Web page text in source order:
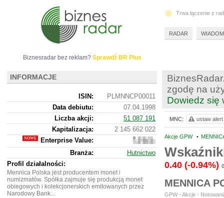
zgodę na
Dowiedz się
Akcje GPW •
0.40 (-0.94%)
MENNICA
GPW - Akcje -
MNC: ustaw alert
Biznesradar bez reklam? Sprawdź BR Plus
INFORMACJE
ISIN:
PLMNNCP00011
Data debiutu:
07.04.1998
Liczba akcji:
51 087 191
Kapitalizacja:
2 145 662 022
Enterprise Value:
2
254
559
Branża:
Hutnictwo
Profil działalności:
Mennica Polska jest producentem monet i
numizmatów. Spółka zajmuje się produkcją monet
obiegowych i kolekcjonerskich emitowanych przez
Narodowy Bank...
Trwa łączenie z
RADAR